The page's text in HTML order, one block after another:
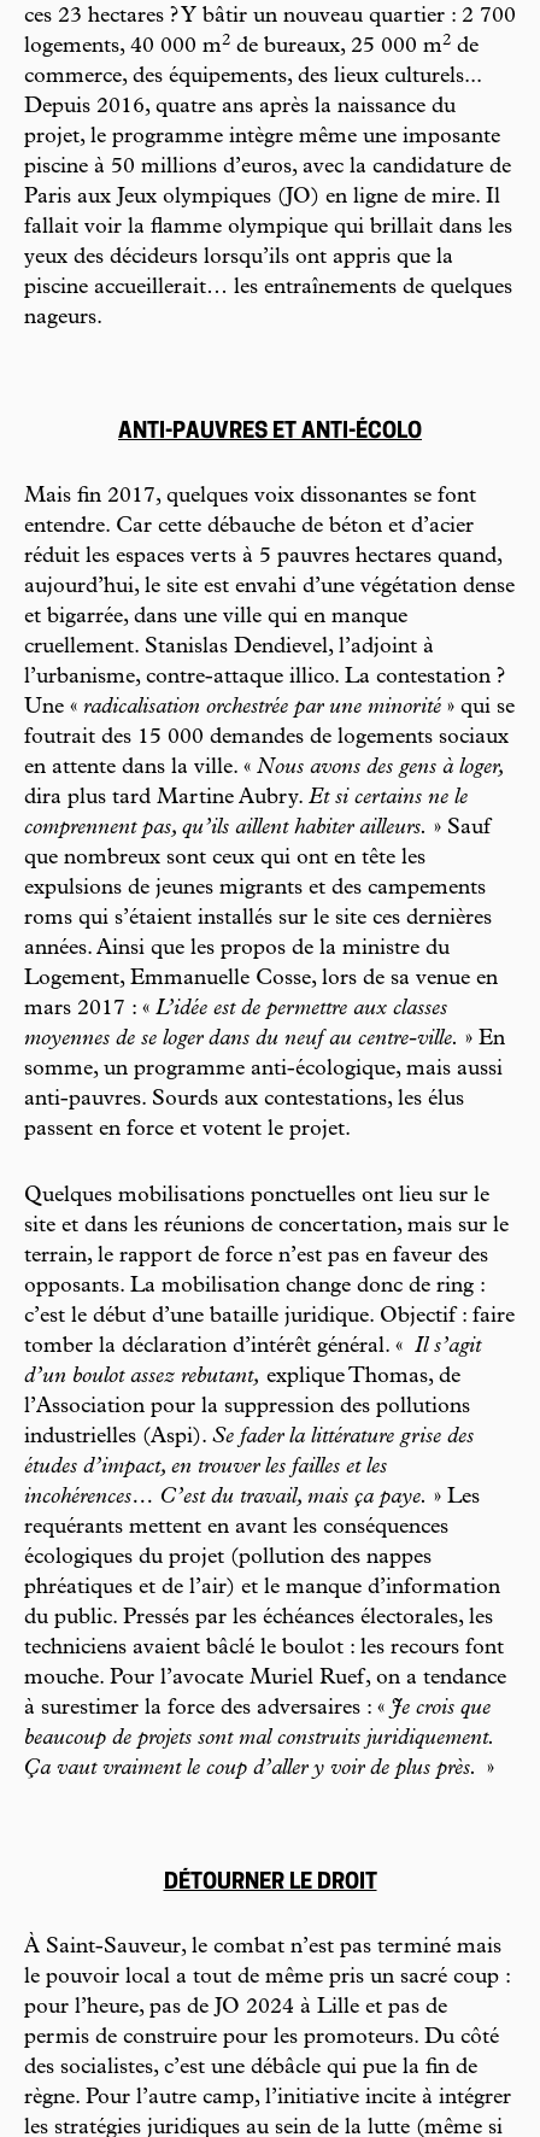
ces 23 hectares ? Y bâtir un nouveau quartier : 2 700
logements, 40 000 m2 de bureaux, 25 000 m2 de
commerce, des équipements, des lieux culturels...
Depuis 2016, quatre ans après la naissance du
projet, le programme intègre même une imposante
piscine à 50 millions d’euros, avec la candidature de
Paris aux Jeux olympiques (JO) en ligne de mire. Il
fallait voir la flamme olympique qui brillait dans les
yeux des décideurs lorsqu’ils ont appris que la
piscine accueillerait… les entraînements de quelques
nageurs.
ANTI-PAUVRES ET ANTI-ÉCOLO
Mais fin 2017, quelques voix dissonantes se font
entendre. Car cette débauche de béton et d’acier
réduit les espaces verts à 5 pauvres hectares quand,
aujourd’hui, le site est envahi d’une végétation dense
et bigarrée, dans une ville qui en manque
cruellement. Stanislas Dendievel, l’adjoint à
l’urbanisme, contre-attaque illico. La contestation ?
Une « radicalisation orchestrée par une minorité » qui se
foutrait des 15 000 demandes de logements sociaux
en attente dans la ville. « Nous avons des gens à loger,
dira plus tard Martine Aubry. Et si certains ne le
comprennent pas, qu’ils aillent habiter ailleurs. » Sauf
que nombreux sont ceux qui ont en tête les
expulsions de jeunes migrants et des campements
roms qui s’étaient installés sur le site ces dernières
années. Ainsi que les propos de la ministre du
Logement, Emmanuelle Cosse, lors de sa venue en
mars 2017 : « L’idée est de permettre aux classes
moyennes de se loger dans du neuf au centre-ville. » En
somme, un programme anti-écologique, mais aussi
anti-pauvres. Sourds aux contestations, les élus
passent en force et votent le projet.
Quelques mobilisations ponctuelles ont lieu sur le
site et dans les réunions de concertation, mais sur le
terrain, le rapport de force n’est pas en faveur des
opposants. La mobilisation change donc de ring :
c’est le début d’une bataille juridique. Objectif : faire
tomber la déclaration d’intérêt général. « Il s’agit
d’un boulot assez rebutant, explique Thomas, de
l’Association pour la suppression des pollutions
industrielles (Aspi). Se fader la littérature grise des
études d’impact, en trouver les failles et les
incohérences… C’est du travail, mais ça paye. » Les
requérants mettent en avant les conséquences
écologiques du projet (pollution des nappes
phréatiques et de l’air) et le manque d’information
du public. Pressés par les échéances électorales, les
techniciens avaient bâclé le boulot : les recours font
mouche. Pour l’avocate Muriel Ruef, on a tendance
à surestimer la force des adversaires : « Je crois que
beaucoup de projets sont mal construits juridiquement.
Ça vaut vraiment le coup d’aller y voir de plus près.
»
DÉTOURNER LE DROIT
À Saint-Sauveur, le combat n’est pas terminé mais
le pouvoir local a tout de même pris un sacré coup :
pour l’heure, pas de JO 2024 à Lille et pas de
permis de construire pour les promoteurs. Du côté
des socialistes, c’est une débâcle qui pue la fin de
règne. Pour l’autre camp, l’initiative incite à intégrer
les stratégies juridiques au sein de la lutte (même si